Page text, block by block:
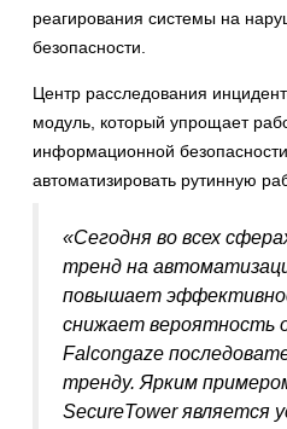
реагирования системы на
безопасности.
Центр расследования
модуль, который упрощает
информационной
автоматизировать рутинную
«Сегодня во всех
тренд на
повышает
снижает вероятность
Falcongaze
тренду. Ярким
SecureTower является